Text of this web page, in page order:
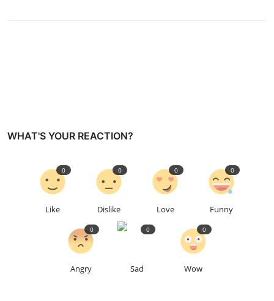
WHAT'S YOUR REACTION?
Like
0
Dislike
0
Love
0
Funny
0
Angry
0
Sad
0
Wow
0